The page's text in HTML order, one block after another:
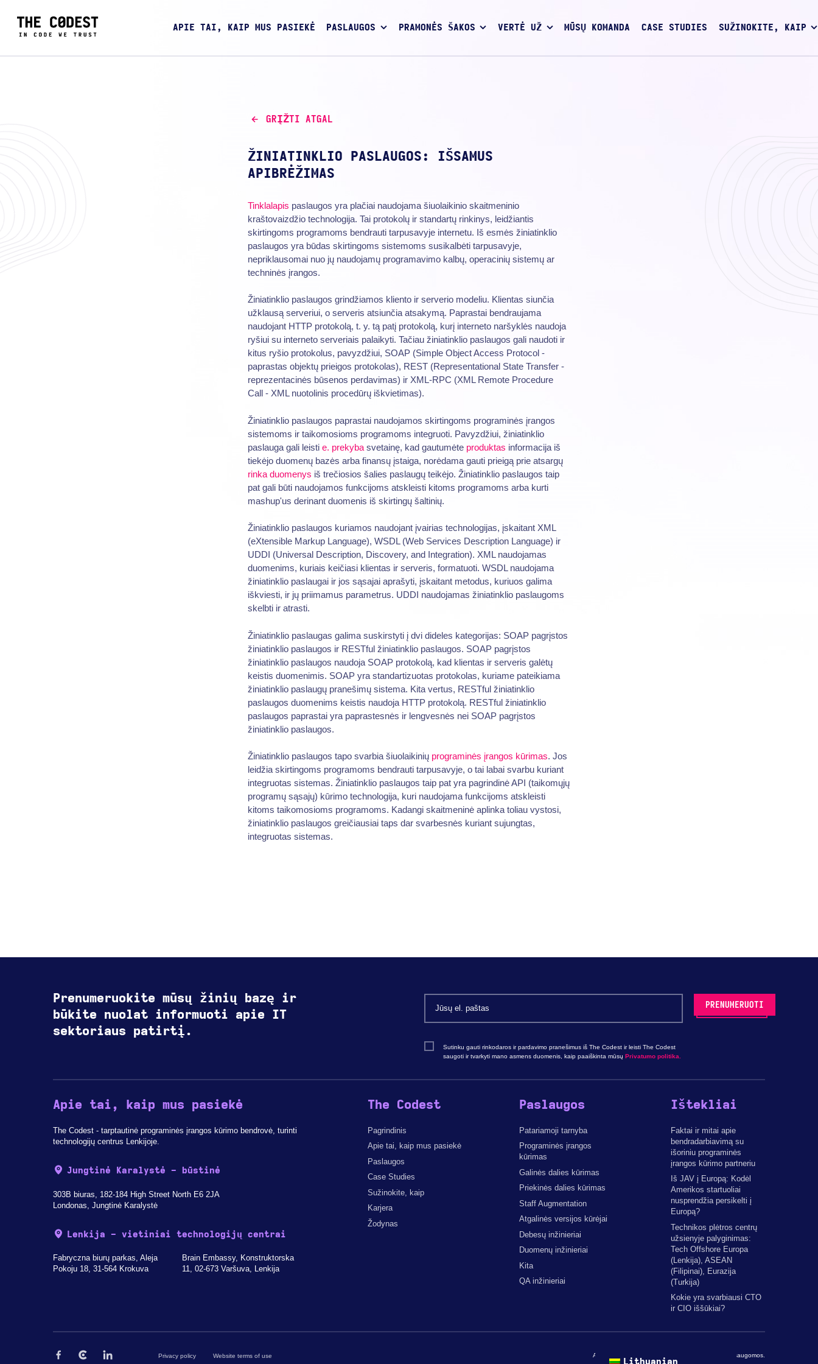
APIE TAI, KAIP MUS PASIEKĖ PASLAUGOS PRAMONĖS ŠAKOS VERTĖ UŽ MŪSŲ KOMANDA CASE STUDIES SUŽINOKITE, KAIP
GRĮŽTI ATGAL
ŽINIATINKLIO PASLAUGOS: IŠSAMUS
APIBRĖŽIMAS
Tinklalapis paslaugos yra plačiai naudojama šiuolaikinio skaitmeninio
kraštovaizdžio technologija. Tai protokolų ir standartų rinkinys, leidžiantis
skirtingoms programoms bendrauti tarpusavyje internetu. Iš esmės žiniatinklio
paslaugos yra būdas skirtingoms sistemoms susikalbėti tarpusavyje,
nepriklausomai nuo jų naudojamų programavimo kalbų, operacinių sistemų ar
techninės įrangos.
Žiniatinklio paslaugos grindžiamos kliento ir serverio modeliu. Klientas siunčia
užklausą serveriui, o serveris atsiunčia atsakymą. Paprastai bendraujama
naudojant HTTP protokolą, t. y. tą patį protokolą, kurį interneto naršyklės naudoja
ryšiui su interneto serveriais palaikyti. Tačiau žiniatinklio paslaugos gali naudoti ir
kitus ryšio protokolus, pavyzdžiui, SOAP (Simple Object Access Protocol -
paprastas objektų prieigos protokolas), REST (Representational State Transfer -
reprezentacinės būsenos perdavimas) ir XML-RPC (XML Remote Procedure
Call - XML nuotolinis procedūrų iškvietimas).
Žiniatinklio paslaugos paprastai naudojamos skirtingoms programinės įrangos
sistemoms ir taikomosioms programoms integruoti. Pavyzdžiui, žiniatinklio
paslauga gali leisti e. prekybasvetainę, kad gautumėte produktas informacija iš
tiekėjo duomenų bazės arba finansų įstaiga, norėdama gauti prieigą prie atsargų
rinka duomenys iš trečiosios šalies paslaugų teikėjo. Žiniatinklio paslaugos taip
pat gali būti naudojamos funkcijoms atskleisti kitoms programoms arba kurti
mashup'us derinant duomenis iš skirtingų šaltinių.
Žiniatinklio paslaugos kuriamos naudojant įvairias technologijas, įskaitant XML
(eXtensible Markup Language), WSDL (Web Services Description Language) ir
UDDI (Universal Description, Discovery, and Integration). XML naudojamas
duomenims, kuriais keičiasi klientas ir serveris, formatuoti. WSDL naudojama
žiniatinklio paslaugai ir jos sąsajai aprašyti, įskaitant metodus, kuriuos galima
iškviesti, ir jų priimamus parametrus. UDDI naudojamas žiniatinklio paslaugoms
skelbti ir atrasti.
Žiniatinklio paslaugas galima suskirstyti į dvi dideles kategorijas: SOAP pagrįstos
žiniatinklio paslaugos ir RESTful žiniatinklio paslaugos. SOAP pagrįstos
žiniatinklio paslaugos naudoja SOAP protokolą, kad klientas ir serveris galėtų
keistis duomenimis. SOAP yra standartizuotas protokolas, kuriame pateikiama
žiniatinklio paslaugų pranešimų sistema. Kita vertus, RESTful žiniatinklio
paslaugos duomenims keistis naudoja HTTP protokolą. RESTful žiniatinklio
paslaugos paprastai yra paprastesnės ir lengvesnės nei SOAP pagrįstos
žiniatinklio paslaugos.
Žiniatinklio paslaugos tapo svarbia šiuolaikinių programinės įrangos kūrimas. Jos
leidžia skirtingoms programoms bendrauti tarpusavyje, o tai labai svarbu kuriant
integruotas sistemas. Žiniatinklio paslaugos taip pat yra pagrindinė API (taikomųjų
programų sąsajų) kūrimo technologija, kuri naudojama funkcijoms atskleisti
kitoms taikomosioms programoms. Kadangi skaitmeninė aplinka toliau vystosi,
žiniatinklio paslaugos greičiausiai taps dar svarbesnės kuriant sujungtas,
integruotas sistemas.
Prenumeruokite mūsų žinių bazę ir
būkite nuolat informuoti apie IT
sektoriaus patirtį.
Sutinku gauti rinkodaros ir pardavimo pranešimus iš The Codest ir leisti The Codest
saugoti ir tvarkyti mano asmens duomenis, kaip paaiškinta mūsųPrivatumo politika.
Apie tai, kaip mus pasiekė
The Codest - tarptautinė programinės įrangos kūrimo bendrovė, turinti
technologijų centrus Lenkijoje.
Jungtinė Karalystė - būstinė
303B biuras, 182-184 High Street North E6 2JA
Londonas, Jungtinė Karalystė
Lenkija - vietiniai technologijų centrai
Fabryczna biurų parkas, Aleja
Pokoju 18, 31-564 Krokuva
Brain Embassy, Konstruktorska
11, 02-673 Varšuva, Lenkija
The Codest
Pagrindinis
Apie tai, kaip mus pasiekė
Paslaugos
Case Studies
Sužinokite, kaip
Karjera
Žodynas
Paslaugos
Patariamoji tarnyba
Programinės įrangos
kūrimas
Galinės dalies kūrimas
Priekinės dalies kūrimas
Staff Augmentation
Atgalinės versijos kūrėjai
Debesų inžinieriai
Duomenų inžinieriai
Kita
QA inžinieriai
Ištekliai
Faktai ir mitai apie
bendradarbiavimą su
išoriniu programinės
įrangos kūrimo partneriu
Iš JAV į Europą: Kodėl
Amerikos startuoliai
nusprendžia persikelti į
Europą?
Technikos plėtros centrų
užsienyje palyginimas:
Tech Offshore Europa
(Lenkija), ASEAN
(Filipinai), Eurazija
(Turkija)
Kokie yra svarbiausi CTO
ir CIO iššūkiai?
Privacy policy Website terms of use Autorinės teisės © 2026 The Codest. Visos teisės saugomos.
Lithuanian